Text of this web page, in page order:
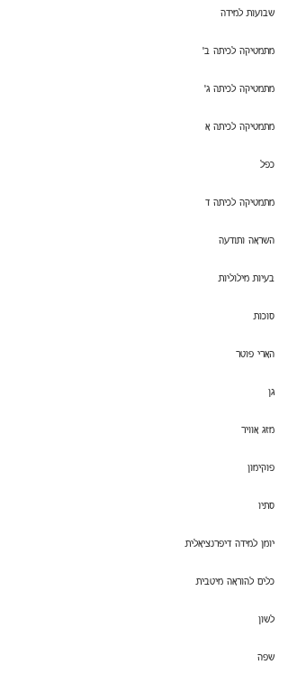
שבועות למידה
מתמטיקה לכיתה ב'
מתמטיקה לכיתה ג'
מתמטיקה לכיתה א
כפל
מתמטיקה לכיתה ד
השראה ותודעה
בעיות מילוליות
סוכות
הארי פוטר
גן
מזג אוויר
פוקימון
סתיו
יומן למידה דיפרנציאלית
כלים להוראה מיטבית
לשון
שפה